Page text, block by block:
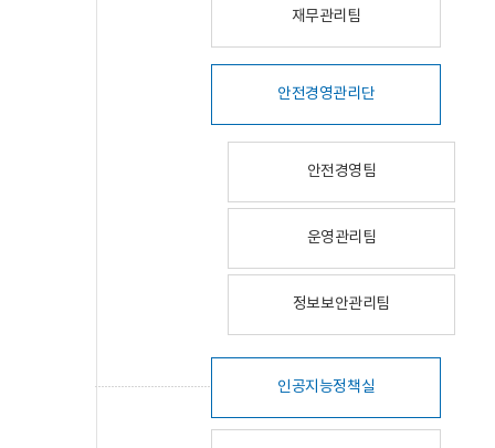
재무관리팀
안전경영관리단
안전경영팀
운영관리팀
정보보안관리팀
인공지능정책실